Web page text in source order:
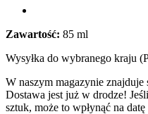
Zawartość: 85 ml
Wysyłka do wybranego kraju
W naszym magazynie
Dostawa jest już w drodze!
sztuk, może to wpłynąć na